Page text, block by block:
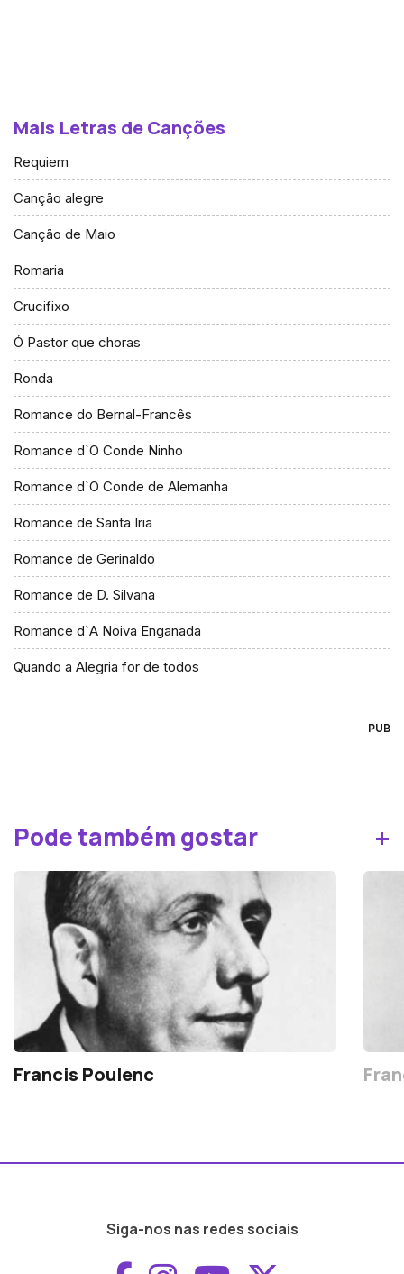
Mais Letras de Canções
Requiem
Canção alegre
Canção de Maio
Romaria
Crucifixo
Ó Pastor que choras
Ronda
Romance do Bernal-Francês
Romance d`O Conde Ninho
Romance d`O Conde de Alemanha
Romance de Santa Iria
Romance de Gerinaldo
Romance de D. Silvana
Romance d`A Noiva Enganada
Quando a Alegria for de todos
PUB
Pode também gostar +
Francis Poulenc
Siga-nos nas redes sociais